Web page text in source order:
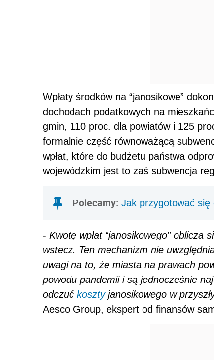
Wpłaty środków na “janosikowe”
dochodach podatkowych na
gmin, 110 proc. dla powiatów i 125
formalnie część równoważącą
wpłat, które do budżetu państwa
wojewódzkim jest to zaś subwencja
Polecamy: Jak przygotować się
- Kwotę wpłat “janosikowego”
wstecz. Ten mechanizm nie
uwagi na to, że miasta na prawach
powodu pandemii i są jednocześnie
odczuć kosztyjanosikowego w
Aesco Group, ekspert od finansów